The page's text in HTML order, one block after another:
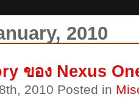
2010
ของ Nexus
2010 Posted in